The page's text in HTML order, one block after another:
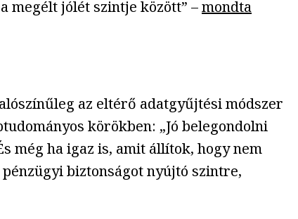
megélt jólét szintje között” –mondta
az eltérő adatgyűjtési módszer
körökben: „Jó belegondolni
még ha igaz is, amit állítok, hogy nem
biztonságot nyújtó szintre,